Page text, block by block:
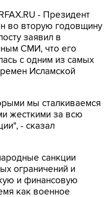
- Президент
во вторую годовщину
заявил в
СМИ, что его
с одним из самых
Исламской
мы сталкиваемся
жесткими за всю
- сказал
санкции
ограничений и
и финансовую
как военное